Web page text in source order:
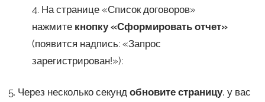
4. На странице «Список договоров»
нажмите кнопку «Сформировать отчет»
(появится надпись: «Запрос
зарегистрирован!»):
5. Через несколько секунд обновите страницу, у вас